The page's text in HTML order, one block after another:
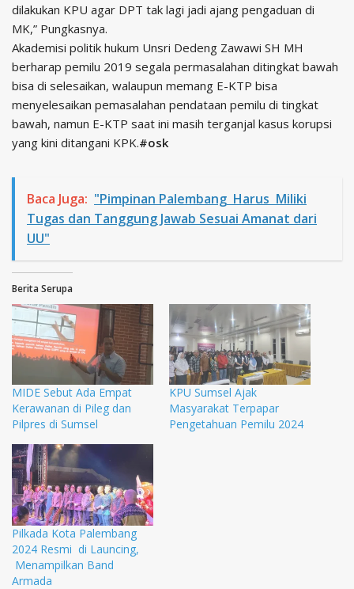
dilakukan KPU agar DPT tak lagi jadi ajang pengaduan di
MK,” Pungkasnya.
Akademisi politik hukum Unsri Dedeng Zawawi SH MH
berharap pemilu 2019 segala permasalahan ditingkat bawah
bisa di selesaikan, walaupun memang E-KTP bisa
menyelesaikan pemasalahan pendataan pemilu di tingkat
bawah, namun E-KTP saat ini masih terganjal kasus korupsi
yang kini ditangani KPK.#osk
Baca Juga: "Pimpinan Palembang Harus Miliki
Tugas dan Tanggung Jawab Sesuai Amanat dari
UU"
Berita Serupa
MIDE Sebut Ada Empat
Kerawanan di Pileg dan
Pilpres di Sumsel
KPU Sumsel Ajak
Masyarakat Terpapar
Pengetahuan Pemilu 2024
Pilkada Kota Palembang
2024 Resmi di Launcing,
Menampilkan Band
Armada